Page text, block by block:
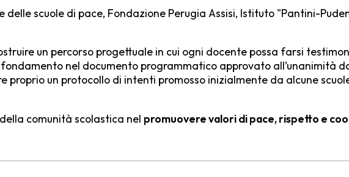
scuole di pace, Fondazione Perugia Assisi, Istituto "Pantini-
un percorso progettuale in cui ogni docente possa farsi
nel documento programmatico approvato all’unanimità
proprio un protocollo di intenti promosso inizialmente da alcune
comunità scolastica nel promuovere valori di pace, rispetto e